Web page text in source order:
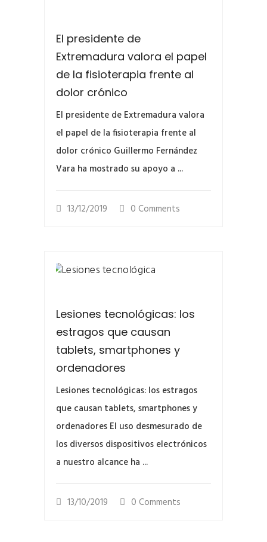
El presidente de
Extremadura valora el papel
de la fisioterapia frente al
dolor crónico
El presidente de Extremadura valora
el papel de la fisioterapia frente al
dolor crónico Guillermo Fernández
Vara ha mostrado su apoyo a ...
13/12/2019 0 Comments
Lesiones tecnológicas: los
estragos que causan
tablets, smartphones y
ordenadores
Lesiones tecnológicas: los estragos
que causan tablets, smartphones y
ordenadores El uso desmesurado de
los diversos dispositivos electrónicos
a nuestro alcance ha ...
13/10/2019 0 Comments